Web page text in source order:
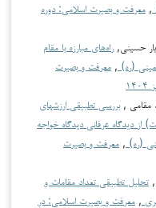
, معرفت و بصیرت اسلامی: دوره
حسینی, راه‌های مبارزه با مقام
(ره) , معرفت و بصیرت
مقامی ,بررسی تطبیقی ارزش­های
از دیدگاه عرفانی دیدگاه خواجه
(ره) , معرفت و بصیرت
تحلیل تطبیقی تعداد مقامات و
, معرفت و بصیرت اسلامی: در